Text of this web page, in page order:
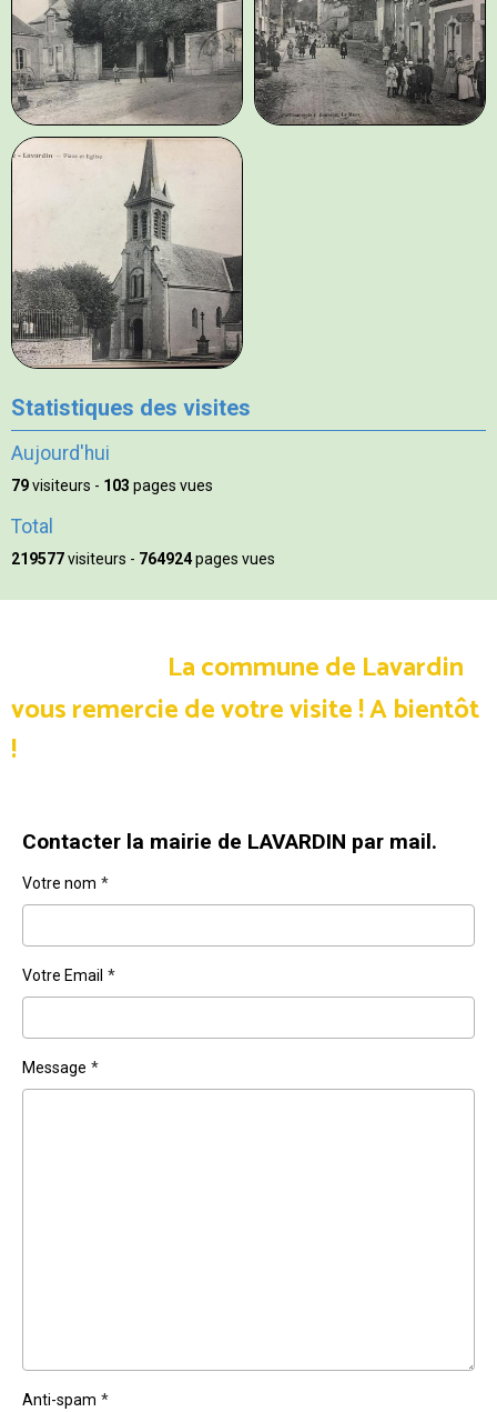
Statistiques des visites
Aujourd'hui
79visiteurs - 103 pages vues
Total
219577visiteurs - 764924pages vues
La commune de Lavardin
vous remercie de votre visite !A bientôt
!
Contacter la mairie de LAVARDIN par mail.
Votre nom
Votre Email
Message
Anti-spam